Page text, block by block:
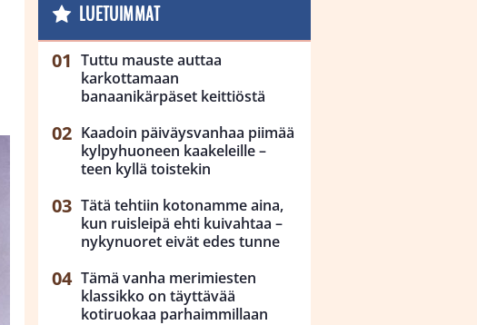
LUETUIMMAT
Tuttu mauste auttaa
karkottamaan
banaanikärpäset keittiöstä
Kaadoin päiväysvanhaa piimää
kylpyhuoneen kaakeleille –
teen kyllä toistekin
Tätä tehtiin kotonamme aina,
kun ruisleipä ehti kuivahtaa –
nykynuoret eivät edes tunne
Tämä vanha merimiesten
klassikko on täyttävää
kotiruokaa parhaimmillaan